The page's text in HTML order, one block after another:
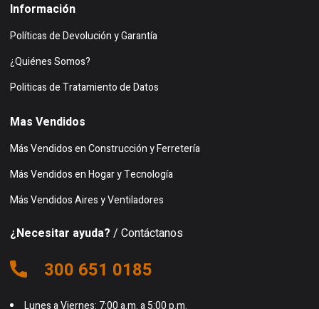
Información
Políticas de Devolución y Garantía
¿Quiénes Somos?
Politicas de Tratamiento de Datos
Mas Vendidos
Más Vendidos en Construcción y Ferretería
Más Vendidos en Hogar y Tecnología
Más Vendidos Aires y Ventiladores
¿Necesitar ayuda? / Contáctanos
300 651 0185
Lunes a Viernes: 7:00 a.m. a 5:00 p.m.